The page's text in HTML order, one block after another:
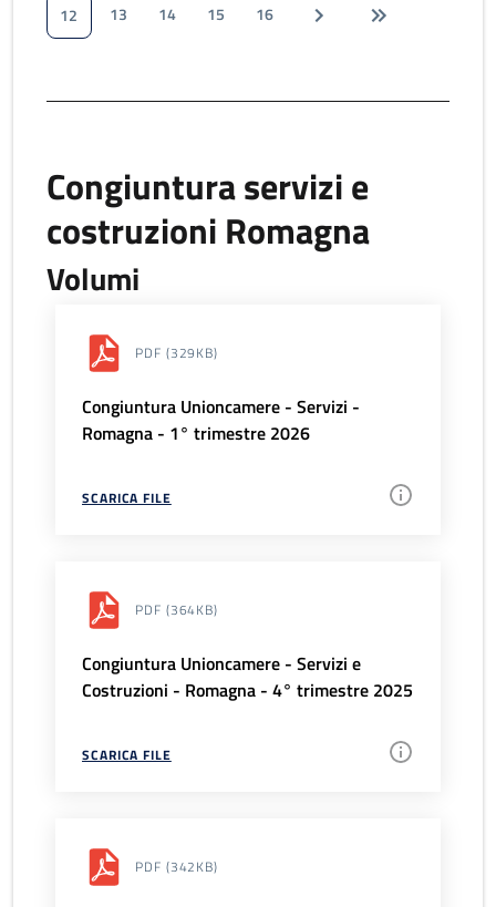
12
13 14 15 16
Congiuntura servizi e
costruzioni Romagna
Volumi
PDF (329KB)
Congiuntura Unioncamere - Servizi -
Romagna - 1° trimestre 2026
SCARICA FILE
PDF (364KB)
Congiuntura Unioncamere - Servizi e
Costruzioni - Romagna - 4° trimestre 2025
SCARICA FILE
PDF (342KB)